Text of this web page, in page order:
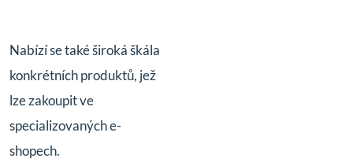
Nabízí se také široká škála
konkrétních produktů, jež
lze zakoupit ve
specializovaných e-
shopech.